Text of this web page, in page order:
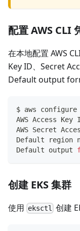
配置 AWS CLI
在本地配置 AWS
Key ID、Secret
Default output
$ aws configure
AWS Access Key
AWS Secret
Default region
Default output
创建 EKS 集群
使用 eksctl 创建